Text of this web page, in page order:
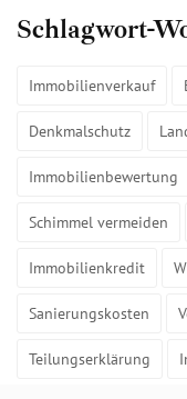
Schlagwort-
Immobilienverkauf
Denkmalschutz
Immobilienbewertung
Schimmel vermeiden
Immobilienkredit
Sanierungskosten
Teilungserklärung